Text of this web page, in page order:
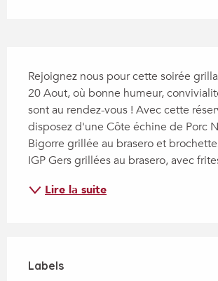
Rejoignez nous pour cette soirée
20 Aout, où bonne humeur,
sont au rendez-vous ! Avec cette
disposez d'une Côte échine de Porc
Bigorre grillée au brasero et
IGP Gers grillées au brasero, avec
Lire la suite
Labels
Labels